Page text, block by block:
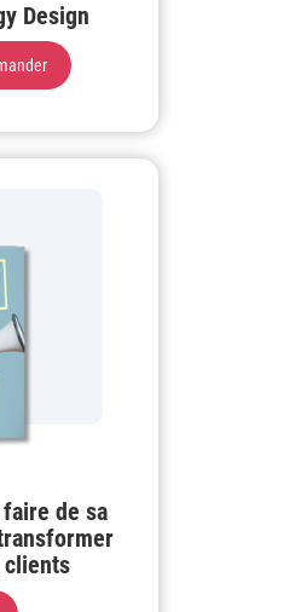
Design
de sa
clients